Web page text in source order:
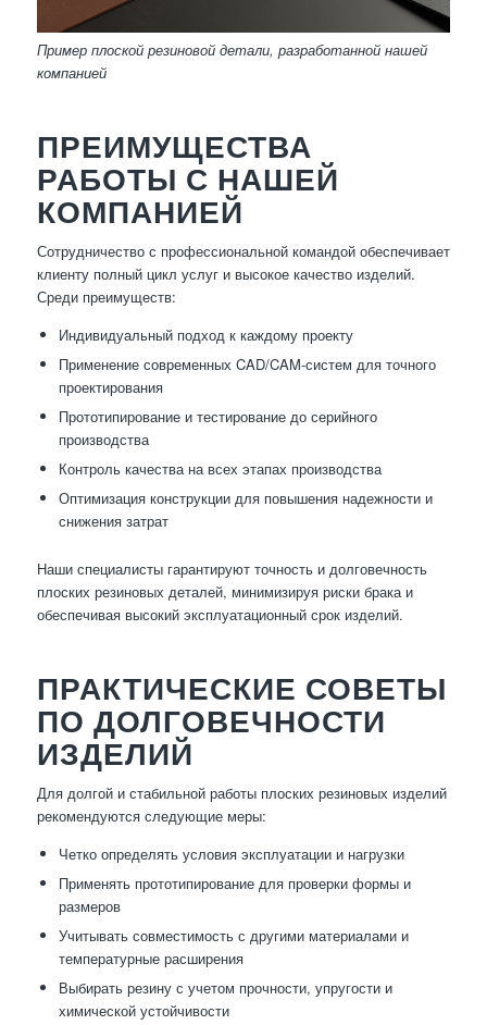
Пример плоской резиновой детали, разработанной нашей
компанией
ПРЕИМУЩЕСТВА
РАБОТЫ С НАШЕЙ
КОМПАНИЕЙ
Сотрудничество с профессиональной командой обеспечивает
клиенту полный цикл услуг и высокое качество изделий.
Среди преимуществ:
Индивидуальный подход к каждому проекту
Применение современных CAD/CAM-систем для точного
проектирования
Прототипирование и тестирование до серийного
производства
Контроль качества на всех этапах производства
Оптимизация конструкции для повышения надежности и
снижения затрат
Наши специалисты гарантируют точность и долговечность
плоских резиновых деталей, минимизируя риски брака и
обеспечивая высокий эксплуатационный срок изделий.
ПРАКТИЧЕСКИЕ СОВЕТЫ
ПО ДОЛГОВЕЧНОСТИ
ИЗДЕЛИЙ
Для долгой и стабильной работы плоских резиновых изделий
рекомендуются следующие меры:
Четко определять условия эксплуатации и нагрузки
Применять прототипирование для проверки формы и
размеров
Учитывать совместимость с другими материалами и
температурные расширения
Выбирать резину с учетом прочности, упругости и
химической устойчивости